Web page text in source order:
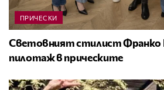
ПРИЧЕСКИ
Световният стилист Франко
пилотаж в прическите